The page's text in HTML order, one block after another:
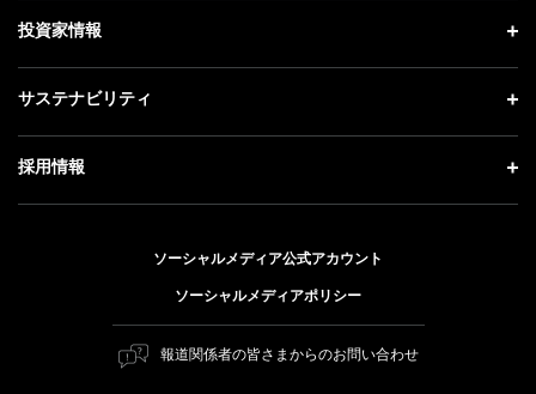
更新情報
事業紹介
理念・ビジョン・戦略 トップ
成長戦略「Activate AI for Society」
人材戦略
投資家情報
投資家情報 トップ
経営方針
サステナビリティ
サステナビリティ トップ
トップメッセージ
ESG方針・体制
マテリアリティ（重要課題）
採用情報
キャリア採用
障がい者採用
ソーシャルメディア公式アカウント
ソーシャルメディアポリシー
報道関係者の皆さまからのお問い合わせ